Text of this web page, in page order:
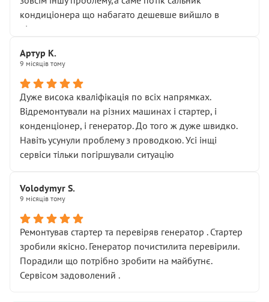
кондиціонера що набагато дешевше вийшло в
підсумку.
Артур К.
9 місяців тому
Дуже висока кваліфікація по всіх напрямках.
Відремонтували на різних машинах і стартер, і
конденціонер, і генератор. До того ж дуже швидко.
Навіть усунули проблему з проводкою. Усі інщі
сервіси тільки погіршували ситуацію
Volodymyr S.
9 місяців тому
Ремонтував стартер та перевіряв генератор . Стартер
зробили якісно. Генератор почистилита перевірили.
Порадили що потрібно зробити на майбутнє.
Сервісом задоволений .